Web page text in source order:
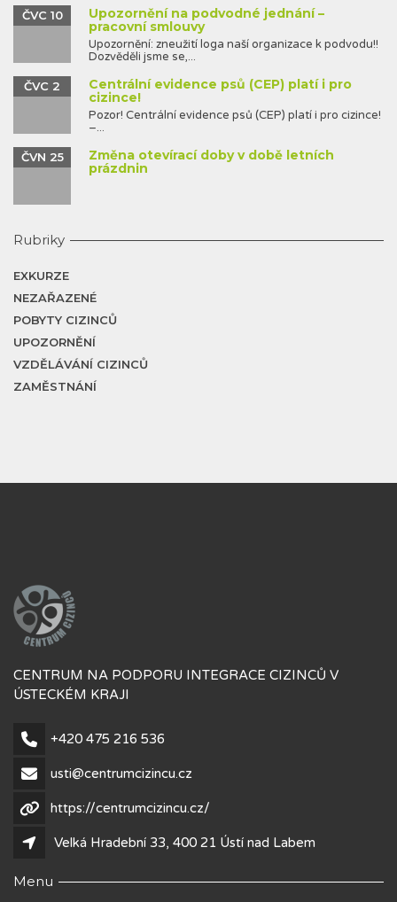
Upozornění na podvodné jednání –
pracovní smlouvy
ČVC 10
Upozornění: zneužití loga naší organizace k podvodu!!
Dozvěděli jsme se,...
Centrální evidence psů (CEP) platí i pro
cizince!
ČVC 2
Pozor! Centrální evidence psů (CEP) platí i pro cizince!
–...
Změna otevírací doby v době letních
prázdnin
ČVN 25
Rubriky
EXKURZE
NEZAŘAZENÉ
POBYTY CIZINCŮ
UPOZORNĚNÍ
VZDĚLÁVÁNÍ CIZINCŮ
ZAMĚSTNÁNÍ
CENTRUM NA PODPORU INTEGRACE CIZINCŮ V
ÚSTECKÉM KRAJI
+420 475 216 536
usti@centrumcizincu.cz
https://centrumcizincu.cz/
Velká Hradební 33, 400 21 Ústí nad Labem
Menu